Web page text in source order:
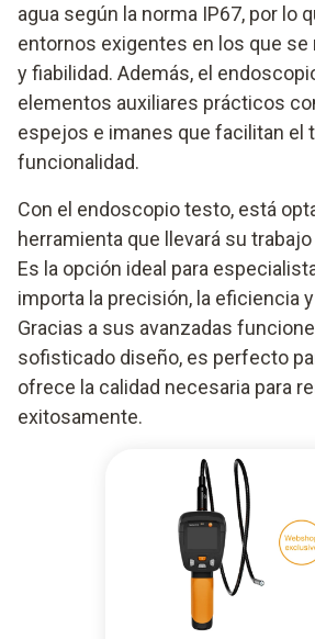
agua según la norma IP67, por lo
entornos exigentes en los que
y fiabilidad. Además, el
elementos auxiliares prácticos
espejos e imanes que facilitan el
funcionalidad.
Con el endoscopio testo, está
herramienta que llevará su
Es la opción ideal para
importa la precisión, la eficiencia
Gracias a sus avanzadas
sofisticado diseño, es perfecto
ofrece la calidad necesaria para
exitosamente.